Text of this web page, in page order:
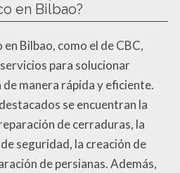
en Bilbao?
Bilbao, como el de CBC,
para solucionar
manera rápida y eficiente.
se encuentran la
de cerraduras, la
seguridad, la creación de
de persianas. Además,